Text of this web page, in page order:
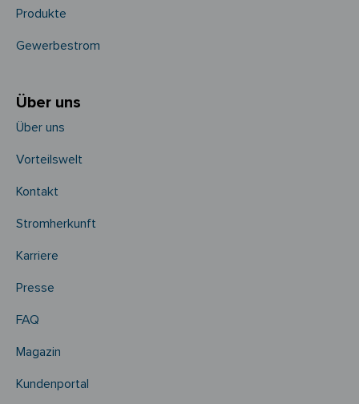
Produkte
Gewerbestrom
Über uns
Über uns
Vorteilswelt
Kontakt
Stromherkunft
Karriere
Presse
FAQ
Magazin
Kundenportal